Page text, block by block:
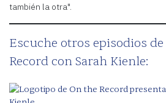
también la otra".
Escuche otros episodios de
Record con Sarah Kienle: